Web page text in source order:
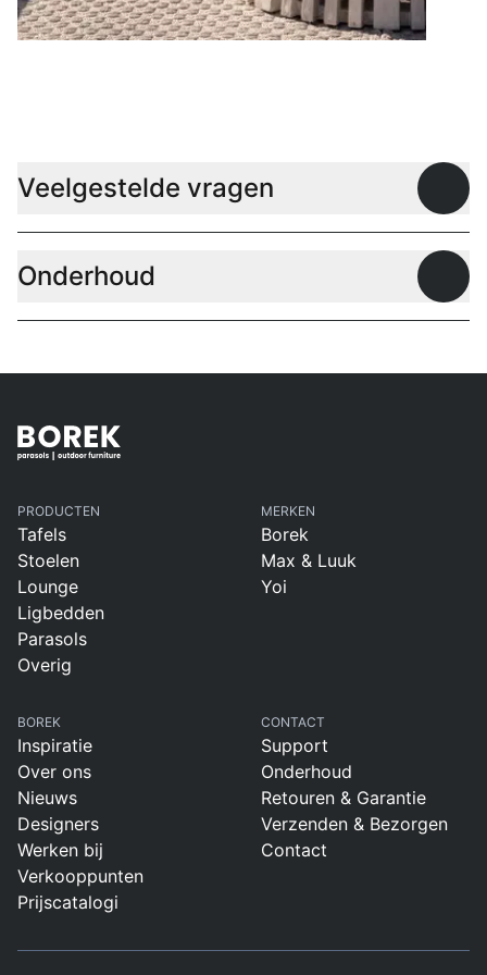
Veelgestelde vragen
Onderhoud
PRODUCTEN
Tafels
Stoelen
Lounge
Ligbedden
Parasols
Overig
MERKEN
Borek
Max & Luuk
Yoi
BOREK
Inspiratie
Over ons
Nieuws
Designers
Werken bij
Verkooppunten
Prijscatalogi
CONTACT
Support
Onderhoud
Retouren & Garantie
Verzenden & Bezorgen
Contact